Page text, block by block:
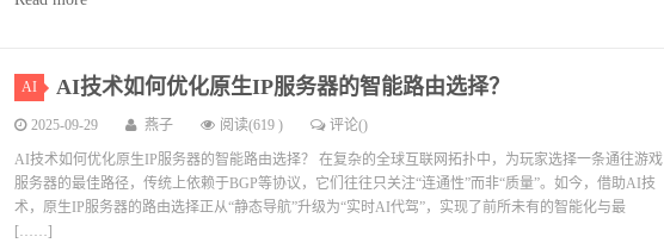
AI AI技术如何优化原生IP服务器的智能路由选择？
2025-09-29 燕子 阅读(619 ) 评论()
AI技术如何优化原生IP服务器的智能路由选择？ 在复杂的全球互联网拓扑中，为玩家选择一条通往游戏
服务器的最佳路径，传统上依赖于BGP等协议，它们往往只关注“连通性”而非“质量”。如今，借助AI技
术，原生IP服务器的路由选择正从“静态导航”升级为“实时AI代驾”，实现了前所未有的智能化与最
[……]